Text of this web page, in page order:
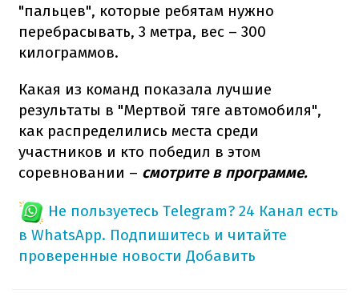
"пальцев", которые ребятам нужно
перебрасывать, 3 метра, вес – 300
килограммов.
Какая из команд показала лучшие
результаты в "Мертвой тяге автомобиля",
как распределились места среди
участников и кто победил в этом
соревновании – смотрите в программе.
Не пользуетесь Telegram? 24 Канал есть
в WhatsApp. Подпишитесь и читайте
проверенные новости Добавить